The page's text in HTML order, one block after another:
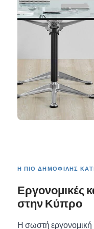
Η ΠΙΟ ΔΗΜΟΦΙΛΉΣ
Εργονομικές
στην Κύπρο
Η σωστή εργονομική